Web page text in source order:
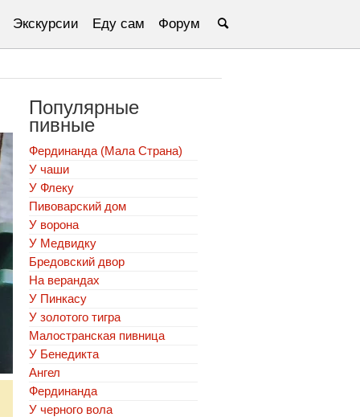
Экскурсии Еду сам Форум
Популярные
пивные
Фердинанда (Мала Страна)
У чаши
У Флеку
Пивоварский дом
У ворона
У Медвидку
Бредовский двор
На верандах
У Пинкасу
У золотого тигра
Малостранская пивница
У Бенедикта
Ангел
Фердинанда
У черного вола